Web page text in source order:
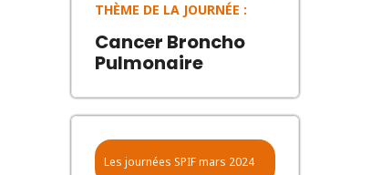
THÈME DE LA JOURNÉE :
Cancer Broncho
Pulmonaire
Les journées SPIFmars 2024